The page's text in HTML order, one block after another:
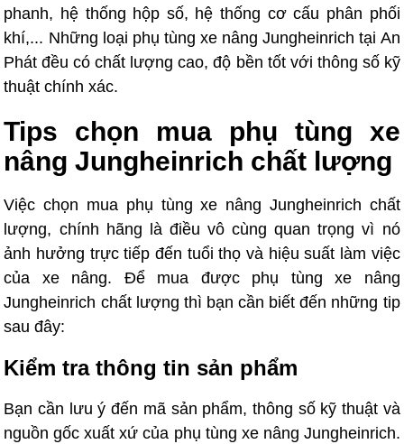
phanh, hệ thống hộp số, hệ thống cơ cấu phân phối
khí,... Những loại phụ tùng xe nâng Jungheinrich tại An
Phát đều có chất lượng cao, độ bền tốt với thông số kỹ
thuật chính xác.
Tips chọn mua phụ tùng xe
nâng Jungheinrich chất lượng
Việc chọn mua phụ tùng xe nâng Jungheinrich chất
lượng, chính hãng là điều vô cùng quan trọng vì nó
ảnh hưởng trực tiếp đến tuổi thọ và hiệu suất làm việc
của xe nâng. Để mua được phụ tùng xe nâng
Jungheinrich chất lượng thì bạn cần biết đến những tip
sau đây:
Kiểm tra thông tin sản phẩm
Bạn cần lưu ý đến mã sản phẩm, thông số kỹ thuật và
nguồn gốc xuất xứ của phụ tùng xe nâng Jungheinrich.